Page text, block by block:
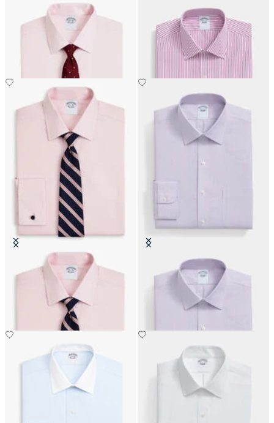
Camicia Regular Fit Non-Iron in
Cotone con Collo Ainsley
Camicia Regular Fit in Cotone con
Collo Ainsley
€89.40
Camicia Regular Fit Non-Iron
Oxford con Collo Ainsley
Camicia Slim Fit Non-Iron Oxford
con Collo Ainsley